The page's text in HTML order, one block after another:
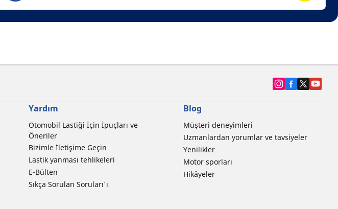
Yardım
Otomobil Lastiği İçin İpuçları ve
Öneriler
Bizimle İletişime Geçin
Lastik yanması tehlikeleri
E-Bülten
Sıkça Sorulan Soruları'ı
Blog
Müşteri deneyimleri
Uzmanlardan yorumlar ve tavsiyeler
Yenilikler
Motor sporları
Hikâyeler